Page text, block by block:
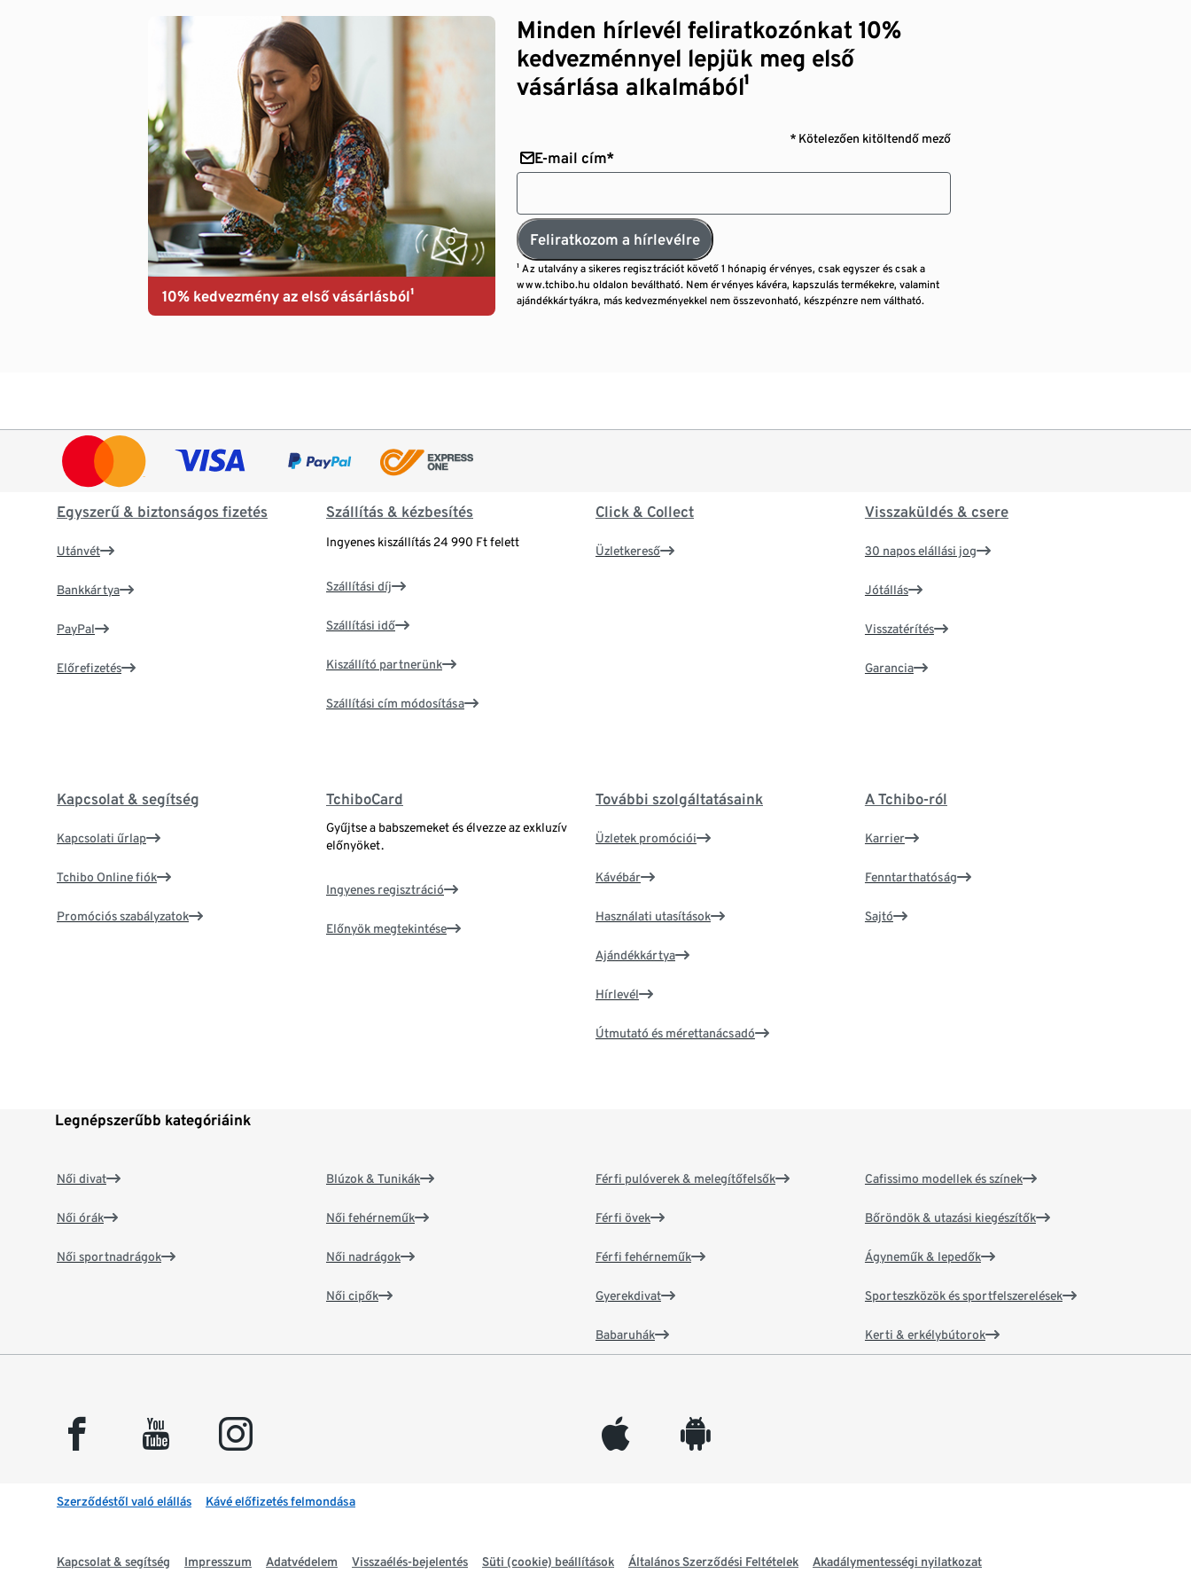
10% kedvezmény az első vásárlásból¹
Minden hírlevél feliratkozónkat 10%
kedvezménnyel lepjük meg első
vásárlása alkalmából¹
* Kötelezően kitöltendő mező
E-mail cím*
Feliratkozom a hírlevélre
¹ Az utalvány a sikeres regisztrációt követő 1 hónapig érvényes, csak egyszer és csak a
www.tchibo.hu oldalon beváltható. Nem érvényes kávéra, kapszulás termékekre, valamint
ajándékkártyákra, más kedvezményekkel nem összevonható, készpénzre nem váltható.
Egyszerű & biztonságos fizetés
Utánvét
Bankkártya
PayPal
Előrefizetés
Szállítás & kézbesítés
Ingyenes kiszállítás 24 990 Ft felett
Szállítási díj
Szállítási idő
Kiszállító partnerünk
Szállítási cím módosítása
Click & Collect
Üzletkereső
Visszaküldés & csere
30 napos elállási jog
Jótállás
Visszatérítés
Garancia
Kapcsolat & segítség
Kapcsolati űrlap
Tchibo Online fiók
Promóciós szabályzatok
TchiboCard
Gyűjtse a babszemeket és élvezze az exkluzív
előnyöket.
Ingyenes regisztráció
Előnyök megtekintése
További szolgáltatásaink
Üzletek promóciói
Kávébár
Használati utasítások
Ajándékkártya
Hírlevél
Útmutató és mérettanácsadó
A Tchibo-ról
Karrier
Fenntarthatóság
Sajtó
Legnépszerűbb kategóriáink
Női divat
Női órák
Női sportnadrágok
Blúzok & Tunikák
Női fehérneműk
Női nadrágok
Női cipők
Férfi pulóverek & melegítőfelsők
Férfi övek
Férfi fehérneműk
Gyerekdivat
Babaruhák
Cafissimo modellek és színek
Bőröndök & utazási kiegészítők
Ágyneműk & lepedők
Sporteszközök és sportfelszerelések
Kerti & erkélybútorok
facebook youtube instagram appleinc android
Szerződéstől való elállás Kávé előfizetés felmondása
Kapcsolat & segítség Impresszum Adatvédelem Visszaélés-bejelentés Süti (cookie) beállítások Általános Szerződési Feltételek Akadálymentességi nyilatkozat